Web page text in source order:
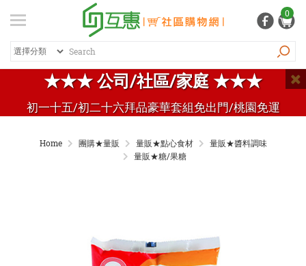
★★★ 公司/社區/家庭 ★★★
初一十五/初二十六拜品豪華套組免出門/桃園免運
0
登入 / 註冊
紅利專區
熱銷商品
Home 團購★量販 量販★點心食材
量販★醬料調味
量販★糖/果糖